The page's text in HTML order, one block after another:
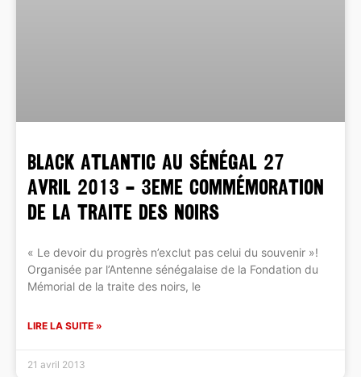
Black Atlantic au Sénégal 27
avril 2013 – 3eme Commémoration
de la Traite des Noirs
« Le devoir du progrès n’exclut pas celui du souvenir »!
Organisée par l’Antenne sénégalaise de la Fondation du
Mémorial de la traite des noirs, le
LIRE LA SUITE »
21 avril 2013